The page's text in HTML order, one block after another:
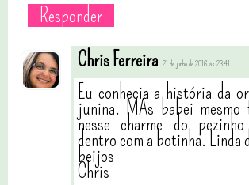
Responder
Chris Ferreira 21 de junho de 2016 às 23:41
Eu conhecia a história da
junina. MAs babei
nesse charme do
dentro com a botinha. Linda
beijos
Chris